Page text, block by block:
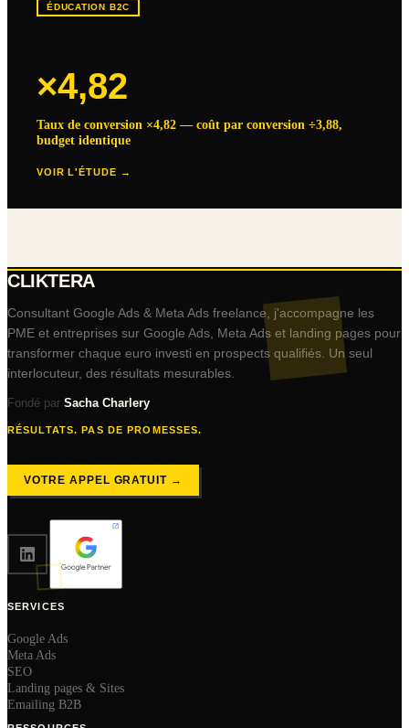
ÉDUCATION B2C
×4,82
Taux de conversion ×4,82 — coût par conversion ÷3,88,
budget identique
VOIR L'ÉTUDE →
CLIKTERA
Consultant Google Ads & Meta Ads freelance, j'accompagne les
PME et entreprises sur Google Ads, Meta Ads et landing pages pour
transformer chaque euro investi en prospects qualifiés. Un seul
interlocuteur, des résultats mesurables.
Fondé par Sacha Charlery
RÉSULTATS. PAS DE PROMESSES.
VOTRE APPEL GRATUIT →
SERVICES
Google Ads
Meta Ads
SEO
Landing pages & Sites
Emailing B2B